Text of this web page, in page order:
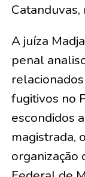
Catanduvas,
A juíza
penal
fugitivos no
escondidos
magistrada,
organização